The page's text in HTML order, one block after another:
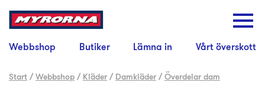
Webbshop Butiker Lämna in Vårt överskott
Start /Webbshop / Kläder / Damkläder /Överdelar dam